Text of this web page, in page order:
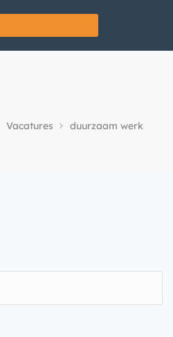
Vacatures duurzaam werk